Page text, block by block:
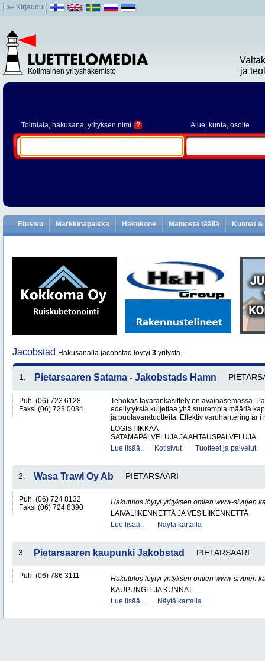
Kirjaudu
Kotimainen yrityshakemisto
ja
Toimiala, hakusana, yrityksen nimi ? Alue, kunta, osoite
Etusivu Markkinapaikka Hakukone Mainosta täällä Kunnat
Jacobstad Hakusanalla jacobstad löytyi 3 yritystä.
1. Pietarsaaren Satama - Jakobstads Hamn
Puh. (06) 723 6128
Faksi (06) 723 0034
Tehokas tavarankäsittely on avainasemassa.
edellytyksiä kuljettaa yhä suurempia määriä
ja puutavaratuotteita. Effektiv varuhantering är i
LOGISTIIKKAA
SATAMAPALVELUJA JA AHTAUSPALVELUJA
Lue lisää..
Kotisivut Tuotteet ja palvelut
2. Wasa Trawl Oy Ab PIETARSAARI
Puh. (06) 724 8132
Faksi (06) 724 8390
Hakutulos löytyi yrityksen omien www-sivujen
LAIVALIIKENNETTÄ JA VESILIIKENNETTÄ
Lue lisää..
Näytä kartalla
3. Pietarsaaren kaupunki Jakobstad PIETARSAARI
Puh. (06) 786 3111
Hakutulos löytyi yrityksen omien www-sivujen
KAUPUNGIT JA KUNNAT
Lue lisää..
Näytä kartalla